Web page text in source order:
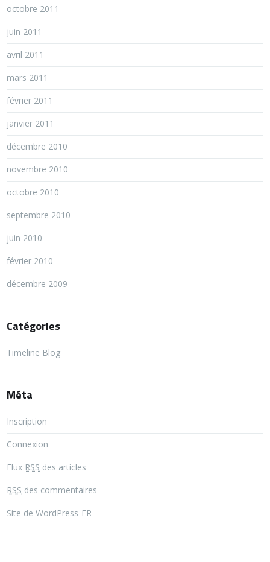
octobre 2011
juin 2011
avril 2011
mars 2011
février 2011
janvier 2011
décembre 2010
novembre 2010
octobre 2010
septembre 2010
juin 2010
février 2010
décembre 2009
Catégories
Timeline Blog
Méta
Inscription
Connexion
Flux RSS des articles
RSS des commentaires
Site de WordPress-FR